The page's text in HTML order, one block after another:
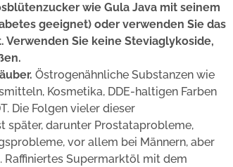
wie Gula Java mit seinem
geeignet) oder verwenden Sie das
Sie keine Steviaglykoside,
Östrogenähnliche Substanzen wie
Kosmetika, DDE-haltigen Farben
Die Folgen vieler dieser
später, darunter Prostataprobleme,
vor allem bei Männern, aber
Raffiniertes Supermarktöl mit dem